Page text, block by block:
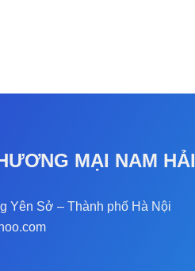
MẠI NAM HẢI
Yên Sở – Thành phố Hà Nội